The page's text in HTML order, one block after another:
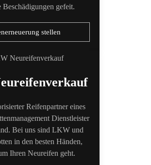
Beschädigungen gefeit.
stellen
Reifenpartner eines
Dienstleister
Bei uns sind LKW und
in den besten Händen,
Ihren Neureifen geht.